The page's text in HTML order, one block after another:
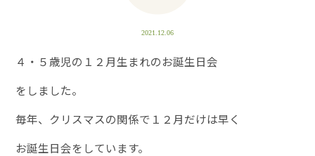
2021.12.06
４・５歳児の１２月生まれのお誕生日会
をしました。
毎年、クリスマスの関係で１２月だけは早く
お誕生日会をしています。